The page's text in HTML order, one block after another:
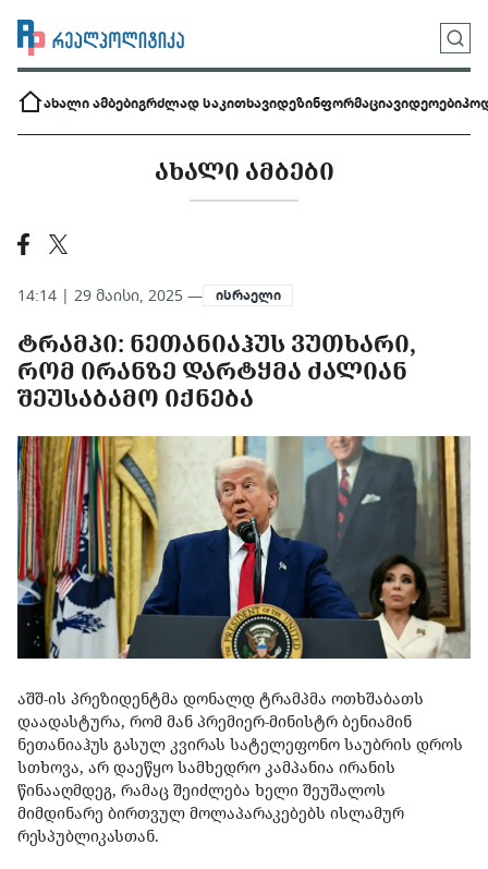
ახალი ამბებიგრძლად საკითხავიდეზინფორმაციავიდეოები
ᲐᲮᲐᲚᲘ ᲐᲛᲑᲔᲑᲘ
14:14 | 29 მაისი, 2025 — ისრაელი
ᲢᲠᲐᲛᲞᲘ: ᲜᲔᲗᲐᲜᲘᲐᲰᲣᲡ ᲕᲣᲗᲮᲐᲠᲘ,
ᲠᲝᲛ ᲘᲠᲐᲜᲖᲔ ᲓᲐᲠᲢᲧᲛᲐ ᲫᲐᲚᲘᲐᲜ
ᲨᲔᲣᲡᲐᲑᲐᲛᲝ ᲘᲥᲜᲔᲑᲐ
აშშ-ის პრეზიდენტმა დონალდ ტრამპმა ოთხშაბათს
დაადასტურა, რომ მან პრემიერ-მინისტრ ბენიამინ
ნეთანიაჰუს გასულ კვირას სატელეფონო საუბრის დროს
სთხოვა, არ დაეწყო სამხედრო კამპანია ირანის
წინააღმდეგ, რამაც შეიძლება ხელი შეუშალოს
მიმდინარე ბირთვულ მოლაპარაკებებს ისლამურ
რესპუბლიკასთან.